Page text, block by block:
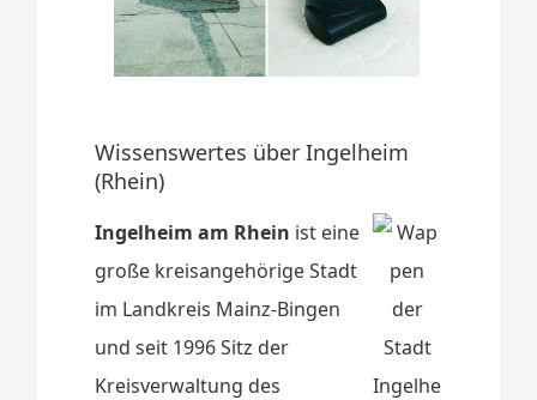
Wissenswertes über Ingelheim
(Rhein)
Ingelheim am Rhein ist eine
große kreisangehörige Stadt
im Landkreis Mainz-Bingen
und seit 1996 Sitz der
Kreisverwaltung des